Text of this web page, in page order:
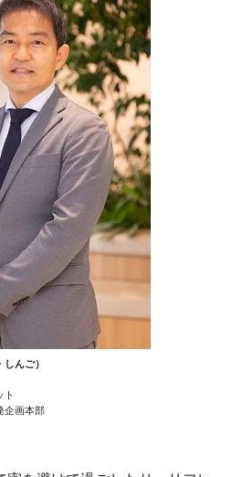
んご）
ト
企画本部